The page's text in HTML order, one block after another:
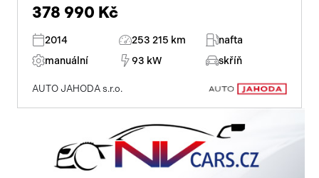
378 990 Kč
2014 253 215 km
nafta
manuální
93 kW skříň
AUTO JAHODA s.r.o.